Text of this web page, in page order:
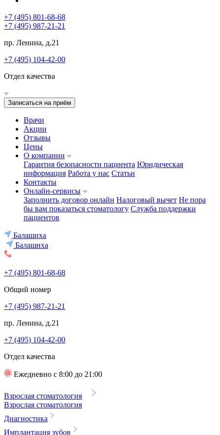
+7 (495) 801-68-68
+7 (495) 987-21-21
пр. Ленина, д.21
+7 (495) 104-42-00
Отдел качества
Записаться на приём
Врачи
Акции
Отзывы
Цены
О компании
Гарантия безопасности пациента Юридическая
информация Работа у нас Статьи
Контакты
Онлайн-сервисы
Заполнить договор онлайн Налоговый вычет Не пора
бы вам показаться стоматологу Служба поддержки
пациентов
Балашиха
Балашиха
+7 (495) 801-68-68
Общий номер
+7 (495) 987-21-21
пр. Ленина, д.21
+7 (495) 104-42-00
Отдел качества
Ежедневно с 8:00 до 21:00
Взрослая стоматология
Взрослая стоматология
Диагностика
Имплантация зубов